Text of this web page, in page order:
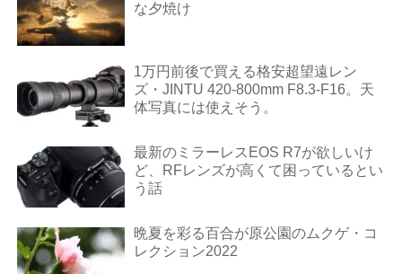
な夕焼け
1万円前後で買える格安超望遠レン
ズ・JINTU 420-800mm F8.3-F16。天
体写真には使えそう。
最新のミラーレスEOS R7が欲しいけ
ど、RFレンズが高くて困っているとい
う話
晩夏を彩る百合が原公園のムクゲ・コ
レクション2022